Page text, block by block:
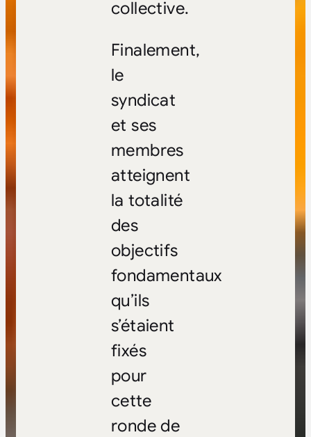
collective.
Finalement,
le
syndicat
et ses
membres
atteignent
la totalité
des
objectifs
fondamentaux
qu’ils
s’étaient
fixés
pour
cette
ronde de